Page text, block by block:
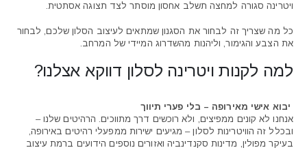
ויטרינה סגורה למחצה תשלב אחסון מוסתר לצד תצוגה אסתטית.
כל מה שצריך זה לבחור את הסגנון שמתאים לעיצוב הסלון שלכם, לבחור
את הצבע והגימור, וליהנות מהשדרוג המיידי של המרחב.
למה לקנות ויטרינה לסלון דווקא אצלנו?
יבוא אישי מאירופה – בלי פערי תיווך
אנחנו לא קונים ממפיצים, ולא רוכשים דרך מתווכים. הרהיטים שלנו –
ובכלל זה הוויטרינות לסלון – מגיעים ישירות ממפעלי רהיטים באירופה,
בעיקר מפולין, מדינות סקנדינביה ואזורים נוספים הידועים ברמת עיצוב